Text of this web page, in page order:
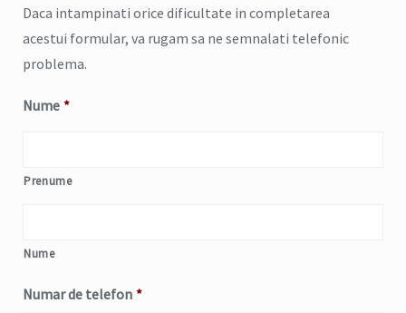
Daca intampinati orice dificultate in completarea
acestui formular, va rugam sa ne semnalati telefonic
problema.
Nume *
Prenume
Nume
Numar de telefon *